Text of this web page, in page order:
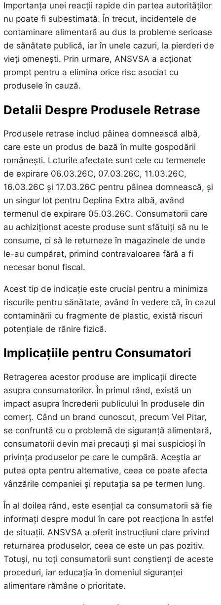
Importanța unei reacții rapide din partea autorităților
nu poate fi subestimată. În trecut, incidentele de
contaminare alimentară au dus la probleme serioase
de sănătate publică, iar în unele cazuri, la pierderi de
vieți omenești. Prin urmare, ANSVSA a acționat
prompt pentru a elimina orice risc asociat cu
produsele în cauză.
Detalii Despre Produsele Retrase
Produsele retrase includ pâinea domnească albă,
care este un produs de bază în multe gospodării
românești. Loturile afectate sunt cele cu termenele
de expirare 06.03.26C, 07.03.26C, 11.03.26C,
16.03.26C și 17.03.26C pentru pâinea domnească, și
un singur lot pentru Deplina Extra albă, având
termenul de expirare 05.03.26C. Consumatorii care
au achiziționat aceste produse sunt sfătuiți să nu le
consume, ci să le returneze în magazinele de unde
le-au cumpărat, primind contravaloarea fără a fi
necesar bonul fiscal.
Acest tip de indicație este crucial pentru a minimiza
riscurile pentru sănătate, având în vedere că, în cazul
contaminării cu fragmente de plastic, există riscuri
potențiale de rănire fizică.
Implicațiile pentru Consumatori
Retragerea acestor produse are implicații directe
asupra consumatorilor. În primul rând, există un
impact asupra încrederii publicului în produsele din
comerț. Când un brand cunoscut, precum Vel Pitar,
se confruntă cu o problemă de siguranță alimentară,
consumatorii devin mai precauți și mai suspicioși în
privința produselor pe care le cumpără. Aceștia ar
putea opta pentru alternative, ceea ce poate afecta
vânzările companiei și reputația sa pe termen lung.
În al doilea rând, este esențial ca consumatorii să fie
informați despre modul în care pot reacționa în astfel
de situații. ANSVSA a oferit instrucțiuni clare privind
returnarea produselor, ceea ce este un pas pozitiv.
Totuși, nu toți consumatorii sunt conștienți de aceste
proceduri, iar educația în domeniul siguranței
alimentare rămâne o prioritate.